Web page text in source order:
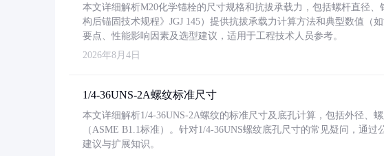
本文详细解析M20化学锚栓的尺寸规格和抗拔承载力，包括螺杆直径
构后锚固技术规程》JGJ 145）提供抗拔承载力计算方法和典型数值（
要点、性能影响因素及选型建议，适用于工程技术人员参考。
2026年8月4日
1/4-36UNS-2A螺纹标准尺寸
本文详细解析1/4-36UNS-2A螺纹的标准尺寸及底孔计算，包括外径、
（ASME B1.1标准）。针对1/4-36UNS螺纹底孔尺寸的常见疑问，通
建议与扩展知识。